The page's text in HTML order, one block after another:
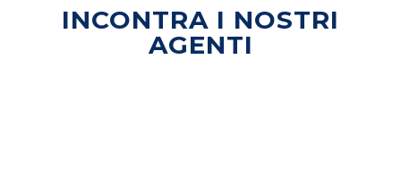
INCONTRA I NOSTRI
AGENTI